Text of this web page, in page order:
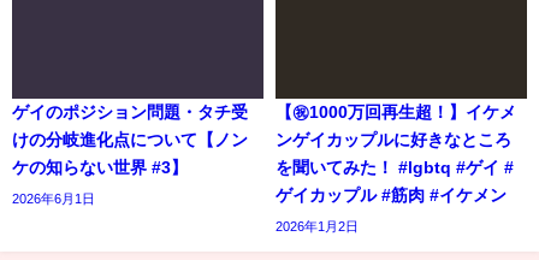
ゲイのポジション問題・タチ受
けの分岐進化点について【ノン
ケの知らない世界 #3】
2026年6月1日
【㊗️1000万回再生超！】イケメ
ンゲイカップルに好きなところ
を聞いてみた！ #lgbtq #ゲイ #
ゲイカップル #筋肉 #イケメン
2026年1月2日